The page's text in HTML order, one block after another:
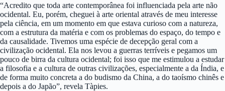
“Acredito que toda arte contemporânea foi influenciada pela arte não
ocidental. Eu, porém, cheguei à arte oriental através de meu interesse
pela ciência, em um momento em que estava curioso com a natureza,
com a estrutura da matéria e com os problemas do espaço, do tempo e
da causalidade. Tivemos uma espécie de decepção geral com a
civilização ocidental. Ela nos levou a guerras terríveis e pegamos um
pouco de birra da cultura ocidental; foi isso que me estimulou a estudar
a filosofia e a cultura de outras civilizações, especialmente a da Índia, e
de forma muito concreta a do budismo da China, a do taoísmo chinês e
depois a do Japão”, revela Tàpies.